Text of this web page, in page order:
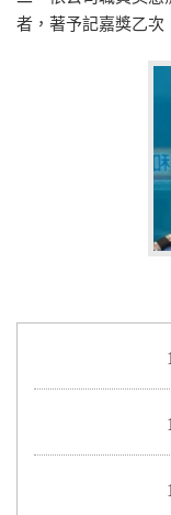
者，著予記嘉獎乙次